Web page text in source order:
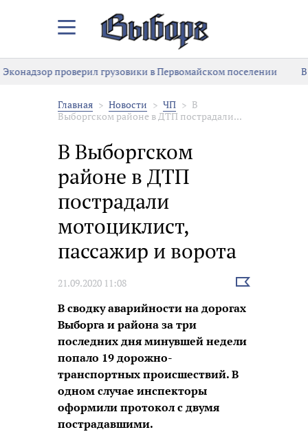
Закрыть/
меню
Эконадзор проверил грузовики в Первомайском поселении
Главная Новости ЧП
В
Выборгском районе в ДТП пострадали...
В Выборгском
районе в ДТП
пострадали
мотоциклист,
пассажир и ворота
21.09.2020 11:08
Выбрать
В сводку аварийности на дорогах
Выборга и района за три
последних дня минувшей недели
попало 19 дорожно-
транспортных происшествий. В
одном случае инспекторы
оформили протокол с двумя
пострадавшими.